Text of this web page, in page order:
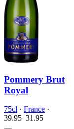
Pommery Brut
Royal
75cl · France ·
39.95 31.95